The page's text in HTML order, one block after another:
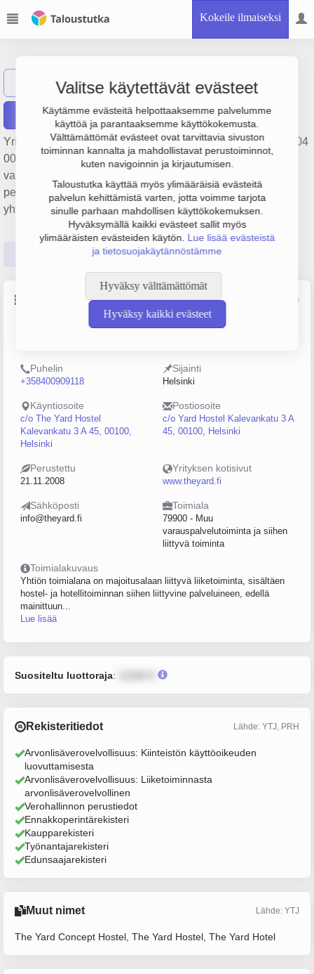
Kokeile ilmaiseksi
Valitse käytettävät evästeet
Käytämme evästeitä helpottaaksemme palvelumme
käyttöä ja parantaaksemme käyttökokemusta.
Välttämättömät evästeet ovat tarvittavia sivuston
toiminnan kannalta ja mahdollistavat perustoiminnot,
kuten navigoinnin ja kirjautumisen.
Taloustutka käyttää myös ylimääräisiä evästeitä
palvelun kehittämistä varten, jotta voimme tarjota
sinulle parhaan mahdollisen käyttökokemuksen.
Hyväksymällä kaikki evästeet sallit myös
ylimääräisten evästeiden käytön. Lue lisää evästeistä
ja tietosuojakäytännöstämme
Hyväksy välttämättömät
Hyväksy kaikki evästeet
Näytä haku YARD Nights Oy
Raportit
Yrityksen YARD Nights Oy liikevaihto on 554 000 €, tulos 104
000 € ja henkilöstömäärä 5. Sen päätoimiala on Muu
varauspalvelutoiminta ja siihen liittyvä toiminta,
perustamisvuosi 2008 ja sijainti Helsinki. Yrityksen
yhtiömuoto Osakeyhtiö (OY).
Tilinpäätösluvut Päättäjätiedot
Perustiedot Lähde: YTJ, PRH, Traficom
Henkilöstömäärä
Puhelin
+358400909118
Sijainti
Helsinki
Käyntiosoite
c/o The Yard Hostel
Kalevankatu 3 A 45, 00100,
Helsinki
Postiosoite
c/o Yard Hostel Kalevankatu 3 A
45, 00100, Helsinki
Perustettu
21.11.2008
Yrityksen kotisivut
www.theyard.fi
Sähköposti
info@theyard.fi
Toimiala
79900 - Muu
varauspalvelutoiminta ja siihen
liittyvä toiminta
Toimialakuvaus
Yhtiön toimialana on majoitusalaan liittyvä liiketoiminta, sisältäen
hostel- ja hotellitoiminnan siihen liittyvine palveluineen, edellä
mainittuun...
Lue lisää
Suositeltu luottoraja:
Rekisteritiedot Lähde: YTJ, PRH
Arvonlisäverovelvollisuus: Kiinteistön käyttöoikeuden
luovuttamisesta
Arvonlisäverovelvollisuus: Liiketoiminnasta
arvonlisäverovelvollinen
Verohallinnon perustiedot
Ennakkoperintärekisteri
Kaupparekisteri
Työnantajarekisteri
Edunsaajarekisteri
Muut nimet Lähde: YTJ
The Yard Concept Hostel, The Yard Hostel, The Yard Hotel